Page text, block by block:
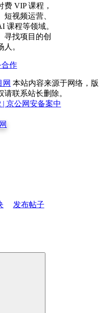
VIP 课程，
视频运营、
课程等领域。
寻找项目的创
。
作
网 本站内容来源于网络，版
联系站长删除。
| 京公网安备案中
发布帖子